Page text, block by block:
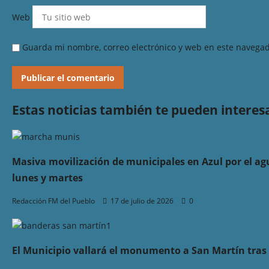
Web
Guarda mi nombre, correo electrónico y web en este
Estas noticias también te pueden
Masiva movilización de municipales en Azul por el
lunes y martes
Redacción FM del Pueblo 17 de julio de 2026 0
El Municipio vallará el monumento a San Martín